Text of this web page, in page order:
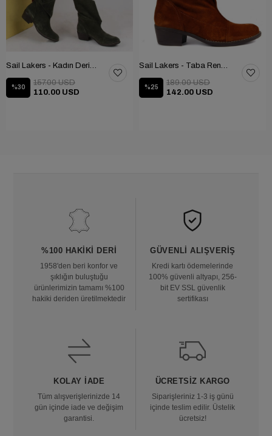
%30
110.00 USD
157.00 USD
%25
142.00 USD
189.00 USD
%100 HAKIKI DERI
1958'den beri konfor ve
şıklığın buluştuğu
ürünlerimizin tamamı %100
hakiki deriden üretilmektedir
GÜVENLI ALIŞVERIŞ
Kredi kartı ödemelerinde
100% güvenli altyapı, 256-
bit EV SSL güvenlik
sertifikası
KOLAY İADE
Tüm alışverişlerinizde 14
gün içinde iade ve değişim
garantisi.
ÜCRETSIZ KARGO
Siparişleriniz 1-3 iş günü
içinde teslim edilir. Üstelik
ücretsiz!